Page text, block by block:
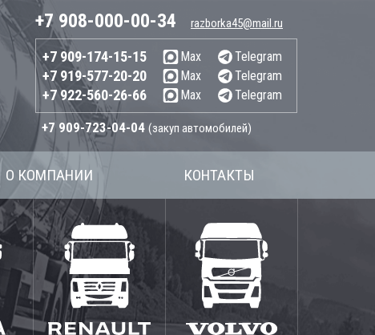
+7 908-000-00-34 razborka45@mail.ru
+7 909-174-15-15 Max Telegram
+7 919-577-20-20 Max Telegram
+7 922-560-26-66 Max Telegram
+7 909-723-04-04 (закуп автомобилей)
О КОМПАНИИ КОНТАКТЫ